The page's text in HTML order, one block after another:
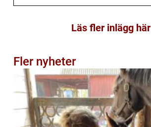
Läs fler inlägg här
Fler nyheter